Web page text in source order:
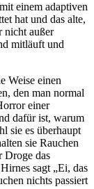
einem adaptiven
hat und das alte,
nicht außer
mitläuft und
Weise einen
den man normal
einer
dafür ist, warum
sie es überhaupt
sie Rauchen
Droge das
sagt „Ei, das
nichts passiert